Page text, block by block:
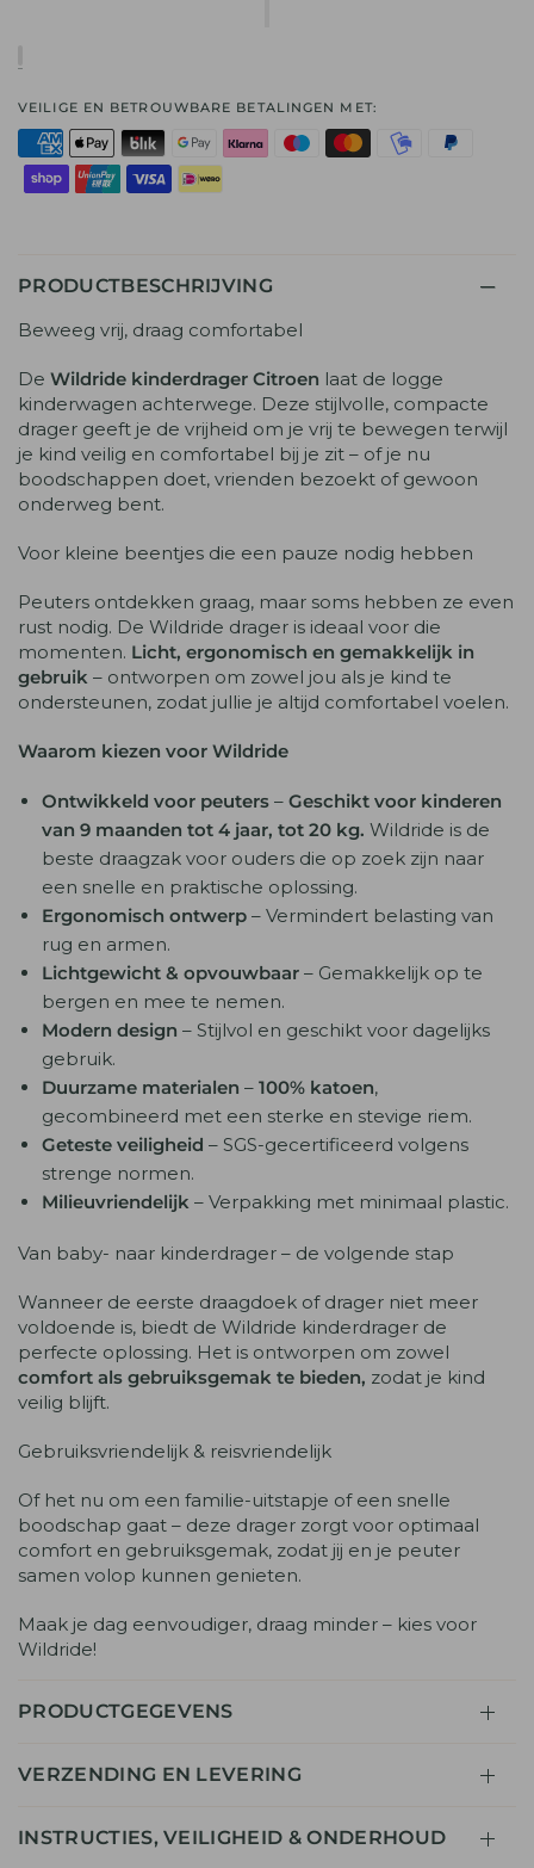
VEILIGE EN BETROUWBARE BETALINGEN MET:
PRODUCTBESCHRIJVING
Beweeg vrij, draag comfortabel
DeWildride kinderdrager Citroen laat de logge
kinderwagen achterwege. Deze stijlvolle, compacte
drager geeft je de vrijheid om je vrij te bewegen terwijl
je kind veilig en comfortabel bij je zit – of je nu
boodschappen doet, vrienden bezoekt of gewoon
onderweg bent.
Voor kleine beentjes die een pauze nodig hebben
Peuters ontdekken graag, maar soms hebben ze even
rust nodig. De Wildride drager is ideaal voor die
momenten. Licht, ergonomisch en gemakkelijk in
gebruik – ontworpen om zowel jou als je kind te
ondersteunen, zodat jullie je altijd comfortabel voelen.
Waarom kiezen voor Wildride
Ontwikkeld voor peuters – Geschikt voor kinderen
van 9 maanden tot 4 jaar, tot 20 kg. Wildride is de
beste draagzak voor ouders die op zoek zijn naar
een snelle en praktische oplossing.
Ergonomisch ontwerp – Vermindert belasting van
rug en armen.
Lichtgewicht & opvouwbaar – Gemakkelijk op te
bergen en mee te nemen.
Modern design – Stijlvol en geschikt voor dagelijks
gebruik.
Duurzame materialen – 100% katoen,
gecombineerd met een sterke en stevige riem.
Geteste veiligheid – SGS-gecertificeerd volgens
strenge normen.
Milieuvriendelijk – Verpakking met minimaal plastic.
Van baby- naar kinderdrager – de volgende stap
Wanneer de eerste draagdoek of drager niet meer
voldoende is, biedt de Wildride kinderdrager de
perfecte oplossing. Het is ontworpen om zowel
comfort als gebruiksgemak te bieden, zodat je kind
veilig blijft.
Gebruiksvriendelijk & reisvriendelijk
Of het nu om een familie-uitstapje of een snelle
boodschap gaat – deze drager zorgt voor optimaal
comfort en gebruiksgemak, zodat jij en je peuter
samen volop kunnen genieten.
Maak je dag eenvoudiger, draag minder – kies voor
Wildride!
PRODUCTGEGEVENS
VERZENDING EN LEVERING
INSTRUCTIES, VEILIGHEID & ONDERHOUD